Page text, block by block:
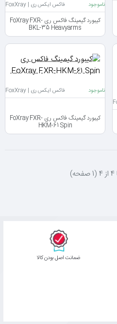
ناموجود فاکس ایکس ری | FoxXray
کیبورد گیمینگ فاکس ری FoXray FXR-
BKL-35 Heavyarms
ناموجود فاکس ایکس ری | FoxXray
کیبورد گیمینگ فاکس ری FoXray FXR-
HKM-61 Spin
ﺿﻤﺎﻧﺖ اﺻﻞ ﺑﻮدن ﮐﺎﻟﺎ